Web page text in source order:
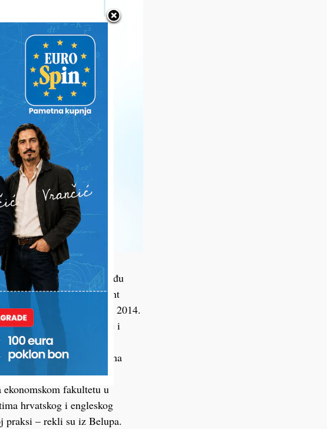
radeći, između
OTC operacije i segment
za Srednju Europu od 2014.
tvrtku za savjetovanje i
i organizacijske
studij završio je na
na bečkom
fakultetu u
hrvatskog i engleskog
praksi – rekli su iz Belupa.